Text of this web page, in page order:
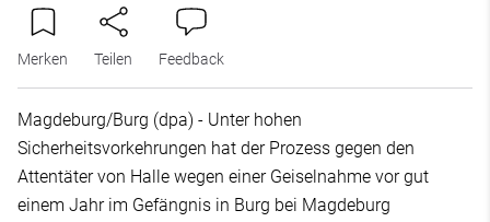
Merken Teilen Feedback
Magdeburg/Burg (dpa) - Unter hohen
Sicherheitsvorkehrungen hat der Prozess gegen den
Attentäter von Halle wegen einer Geiselnahme vor gut
einem Jahr im Gefängnis in Burg bei Magdeburg